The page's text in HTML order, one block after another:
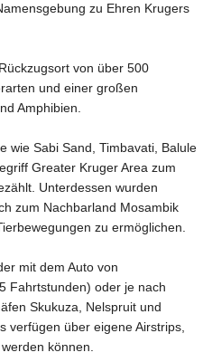
zu Ehren Krugers
von über 500
und einer großen
Amphibien.
wie Sabi Sand, Timbavati, Balule
Greater Kruger Area zum
Unterdessen wurden
zum Nachbarland Mosambik
zu ermöglichen.
mit dem Auto von
Fahrtstunden) oder je nach
Skukuza, Nelspruit und
verfügen über eigene Airstrips,
können.